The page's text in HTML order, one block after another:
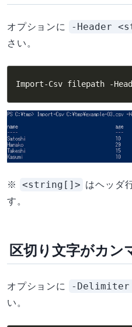
オプションに -Header
さい。
Import-Csv filepath -
※ <string[]> はヘッダ
す。
区切り文字がカン
オプションに -Delimiter
い。